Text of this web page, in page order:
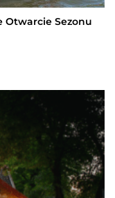
Otwarcie Sezonu